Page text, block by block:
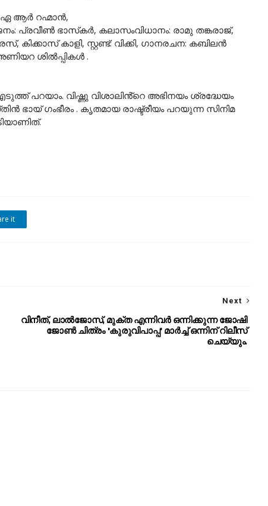
ഏ ആർ റഹ്മാൻ,
പ്രവീൺ ഭാസ്‌കർ, കലാസംവിധാനം: രാമു തങ്കരാജ്,
കാളി, സ്റ്റണ്ട്: വിക്കി, ഗാനരചന: കബിലൻ
ശിൽപ്പികൾ .
പറയാം. വിഷ്ണു വിശാലിൻ്റെ അഭിനയം ശ്രദ്ധേയം
ഭായ് ഗംഭീരം . കൃതമായ രാഷ്ട്രീയം പറയുന്ന സിനിമ
it
Next
വിനീത്, ലാല്‍ജോസ്, മുക്ത എന്നിവർ ഒന്നിക്കുന്ന ജോഷി
ജോൺ ചിത്രം 'കുരുവിപാപ്പ' മാർച്ച്‌ ഒന്നിന് റിലീസ്
ചെയ്യും.